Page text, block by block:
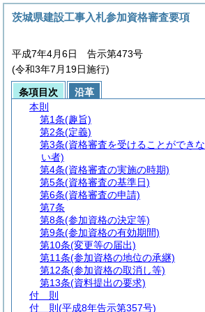
茨城県建設工事入札参加資格審査要項
平成7年4月6日 告示第473号
(令和3年7月19日施行)
条項目次
沿革
本則
第1条(趣旨)
第2条(定義)
第3条(資格審査を受けることができな
い者)
第4条(資格審査の実施の時期)
第5条(資格審査の基準日)
第6条(資格審査の申請)
第7条
第8条(参加資格の決定等)
第9条(参加資格の有効期間)
第10条(変更等の届出)
第11条(参加資格の地位の承継)
第12条(参加資格の取消し等)
第13条(資料提出の要求)
付 則
付 則 (平成8年告示第357号)